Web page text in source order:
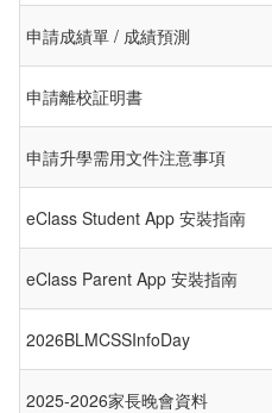
申請成績單 / 成績預測
申請離校証明書
申請升學需用文件注意事項
eClass Student App 安裝指南
eClass Parent App 安裝指南
2026BLMCSSInfoDay
2025-2026家長晚會資料